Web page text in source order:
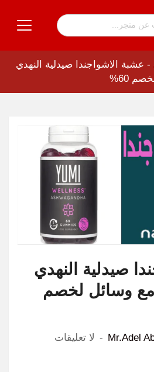
- عشبة الاشواجندا صيدلية النهدي
60%
صيدلية النهدي
مع وسائل لخصم
Mr.Adel لا تعليقات